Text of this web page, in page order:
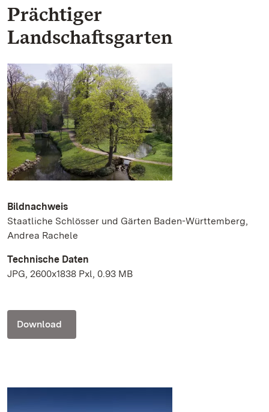
Prächtiger
Landschaftsgarten
Bildnachweis
Staatliche Schlösser und Gärten Baden-Württemberg,
Andrea Rachele
Technische Daten
JPG, 2600x1838 Pxl, 0.93 MB
Download